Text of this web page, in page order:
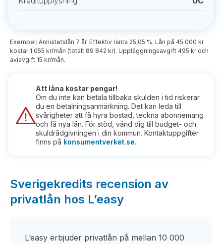
Exempel: Annuitetslån 7 år. Effektiv ränta 25,05 %. Lån på 45 000 kr
kostar 1 055 kr/mån (totalt 89 842 kr). Uppläggningsavgift 495 kr och
aviavgift 15 kr/mån.
Att låna kostar pengar!
Om du inte kan betala tillbaka skulden i tid riskerar
du en betalningsanmärkning. Det kan leda till
svårigheter att få hyra bostad, teckna abonnemang
och få nya lån. För stöd, vänd dig till budget- och
skuldrådgivningen i din kommun. Kontaktuppgifter
finns på konsumentverket.se.
Sverigekredits recension av
privatlån hos L’easy
L’easy erbjuder privatlån på mellan 10 000